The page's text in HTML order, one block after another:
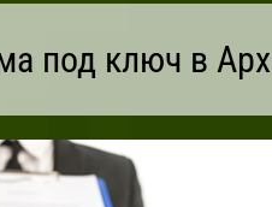
под ключ в